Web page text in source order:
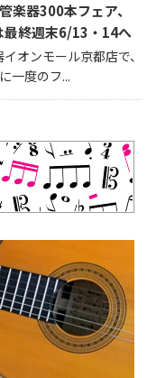
楽器300本フェア、
終週末6/13・14へ
オンモール京都店で、
一度のフ...